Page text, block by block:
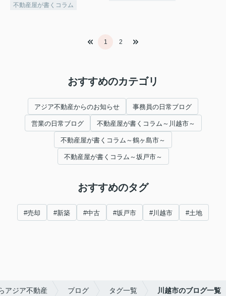
不動産屋が書くコラム
1 2
おすすめのカテゴリ
アジア不動産からのお知らせ 事務員の日常ブログ
営業の日常ブログ 不動産屋が書くコラム～川越市～
不動産屋が書くコラム～鶴ヶ島市～
不動産屋が書くコラム～坂戸市～
おすすめのタグ
#売却 #新築 #中古 #坂戸市 #川越市 #土地
アジア不動産 ブログ タグ一覧 川越市のブログ一覧